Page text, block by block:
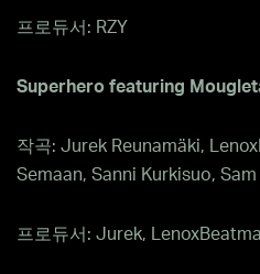
프로듀서: RZY
Superhero featuring
작곡: Jurek Reunamäki,
Semaan, Sanni Kurkisuo,
프로듀서: Jurek,